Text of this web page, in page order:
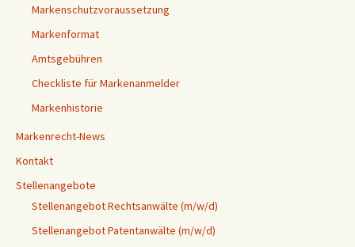
Markenschutzvoraussetzung
Markenformat
Amtsgebühren
Checkliste für Markenanmelder
Markenhistorie
Markenrecht-News
Kontakt
Stellenangebote
Stellenangebot Rechtsanwälte (m/w/d)
Stellenangebot Patentanwälte (m/w/d)